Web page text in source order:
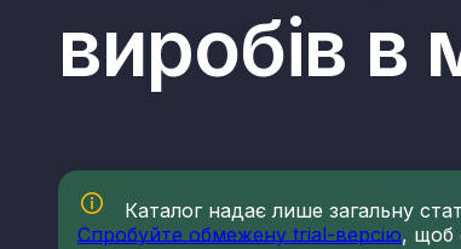
виробів в
Каталог надає лише загальну
Спробуйте обмежену trial-версію, щоб